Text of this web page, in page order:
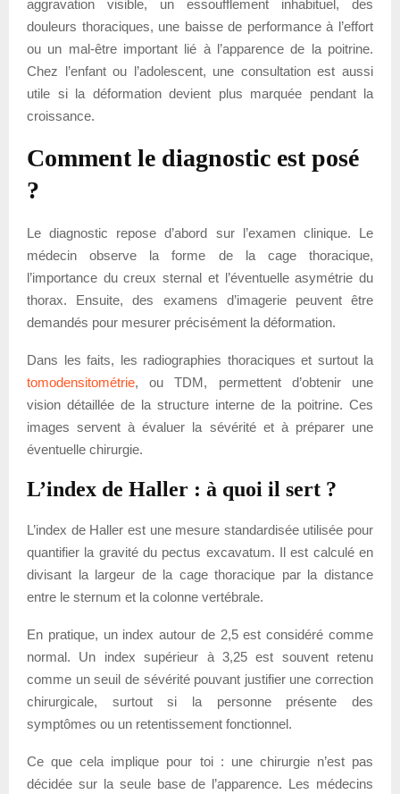
aggravation visible, un essoufflement inhabituel, des
douleurs thoraciques, une baisse de performance à l’effort
ou un mal-être important lié à l’apparence de la poitrine.
Chez l’enfant ou l’adolescent, une consultation est aussi
utile si la déformation devient plus marquée pendant la
croissance.
Comment le diagnostic est posé
?
Le diagnostic repose d’abord sur l’examen clinique. Le
médecin observe la forme de la cage thoracique,
l’importance du creux sternal et l’éventuelle asymétrie du
thorax. Ensuite, des examens d’imagerie peuvent être
demandés pour mesurer précisément la déformation.
Dans les faits, les radiographies thoraciques et surtout la
tomodensitométrie, ou TDM, permettent d’obtenir une
vision détaillée de la structure interne de la poitrine. Ces
images servent à évaluer la sévérité et à préparer une
éventuelle chirurgie.
L’index de Haller : à quoi il sert ?
L’index de Haller est une mesure standardisée utilisée pour
quantifier la gravité du pectus excavatum. Il est calculé en
divisant la largeur de la cage thoracique par la distance
entre le sternum et la colonne vertébrale.
En pratique, un index autour de 2,5 est considéré comme
normal. Un index supérieur à 3,25 est souvent retenu
comme un seuil de sévérité pouvant justifier une correction
chirurgicale, surtout si la personne présente des
symptômes ou un retentissement fonctionnel.
Ce que cela implique pour toi : une chirurgie n’est pas
décidée sur la seule base de l’apparence. Les médecins